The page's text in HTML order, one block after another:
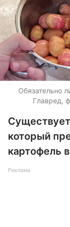
Обязательно
Главред,
который
картофель
Реклама